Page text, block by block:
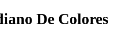
De Colores